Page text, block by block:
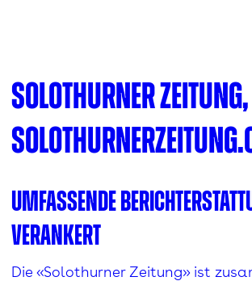
Solothurner Zeitung,
Umfassende
verankert
Die «Solothurner Zeitung» ist